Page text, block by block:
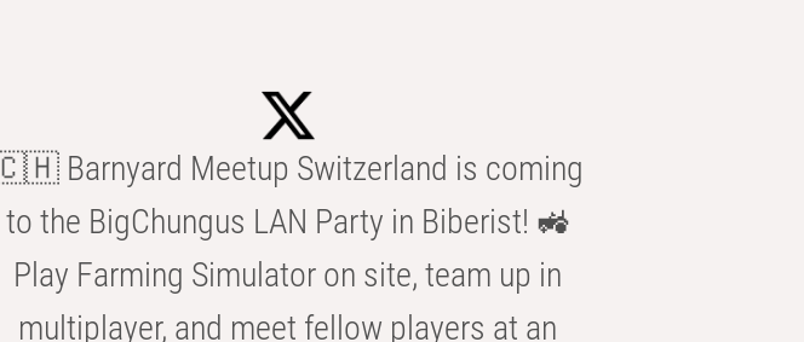
Barnyard Meetup Switzerland is coming
to the BigChungus LAN Party in Biberist! 🚜
Play Farming Simulator on site, team up in
multiplayer, and meet fellow players at an